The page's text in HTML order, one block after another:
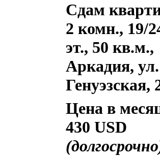
Сдам
2 комн., 19/
эт., 50 кв.м.,
Аркадия, ул.
Генуэзская,
Цена в
430 USD